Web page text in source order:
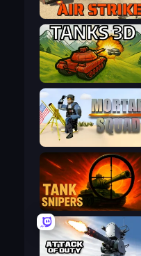
Air Strike
Tanks 3D
Mortar Squad
Tank Snipers